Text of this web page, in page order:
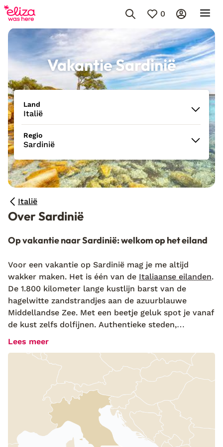
0
Vakantie Sardinië
Land
Italië
Regio
Sardinië
Italië
Over Sardinië
Op vakantie naar Sardinië: welkom op het eiland
Voor een vakantie op Sardinië mag je me altijd
wakker maken. Het is één van de Italiaanse eilanden.
De 1.800 kilometer lange kustlijn barst van de
hagelwitte zandstrandjes aan de azuurblauwe
Middellandse Zee. Met een beetje geluk spot je vanaf
de kust zelfs dolfijnen. Authentieke steden,
prachtige natuur, indrukwekkende kliffen en
op te worden. Ga op ontdekkingstocht met een auto
tijdens je vakantie op Sardinië. Als je bij mij een
vliegvakantie boekt, krijg je een
huurauto
mee op
het vliegveld. Zo ontdek je binnen no-time de
mooiste verborgen plekjes van het eiland. Alle
vrijheid beleef je met een
fly & drive
, waarbij je je
eigen tempo en route aanhoudt.Arrivederci
Logeren op de mooiste adresjes tijdens je vakantie
Lees meer